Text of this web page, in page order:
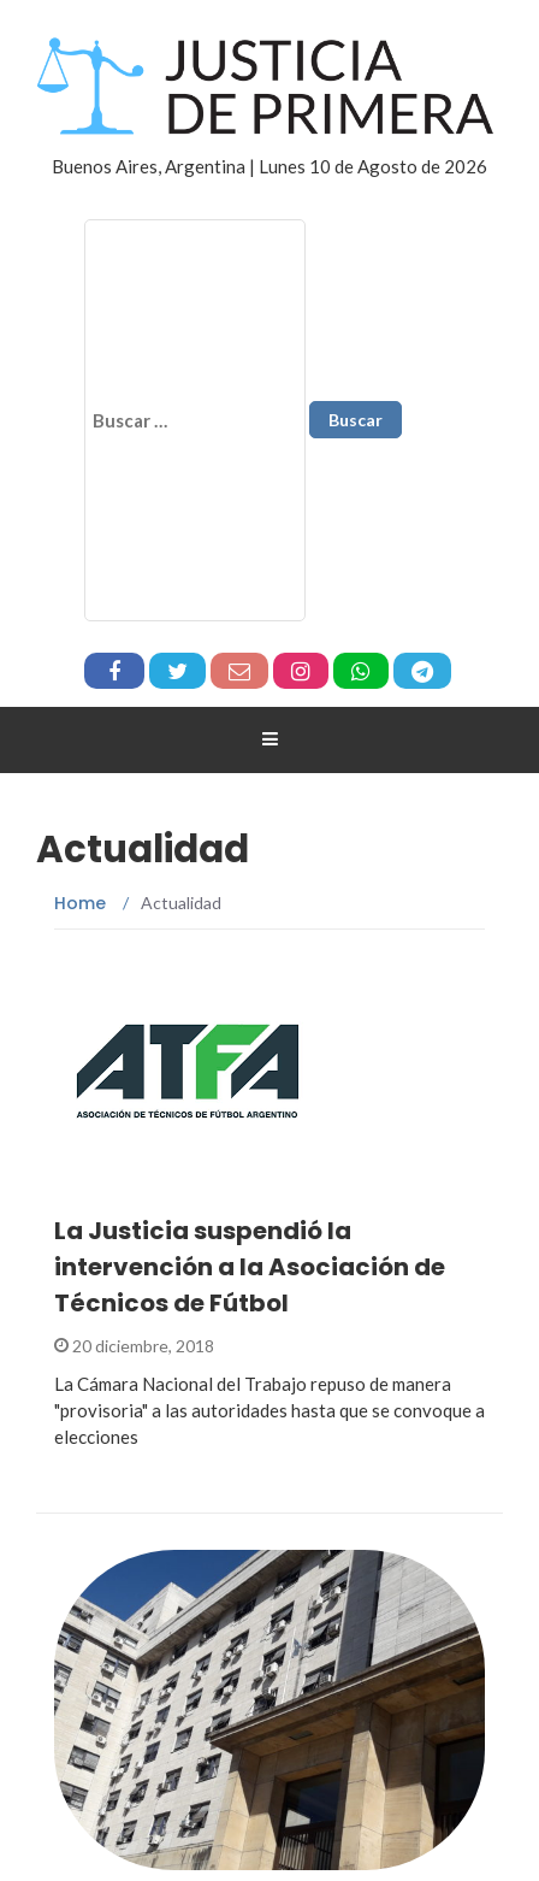
Buenos Aires, Argentina | Lunes 10 de Agosto de 2026
Actualidad
Home / Actualidad
La Justicia suspendió la
intervención a la Asociación de
Técnicos de Fútbol
20 diciembre, 2018
La Cámara Nacional del Trabajo repuso de manera
"provisoria" a las autoridades hasta que se convoque a
elecciones